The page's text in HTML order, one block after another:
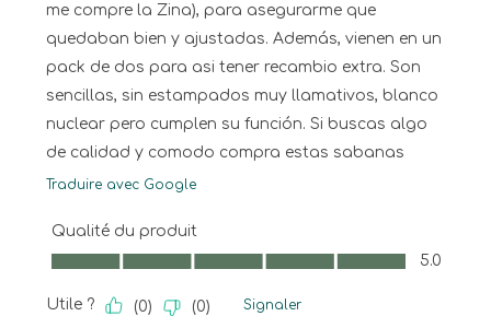
me compre la Zina), para asegurarme que
quedaban bien y ajustadas. Además, vienen en un
pack de dos para asi tener recambio extra. Son
sencillas, sin estampados muy llamativos, blanco
nuclear pero cumplen su función. Si buscas algo
de calidad y comodo compra estas sabanas
Traduire avec Google
Qualité du produit
Qualité du produit, 5.0 sur 5
5.0
Utile ? (0) (0) Signaler